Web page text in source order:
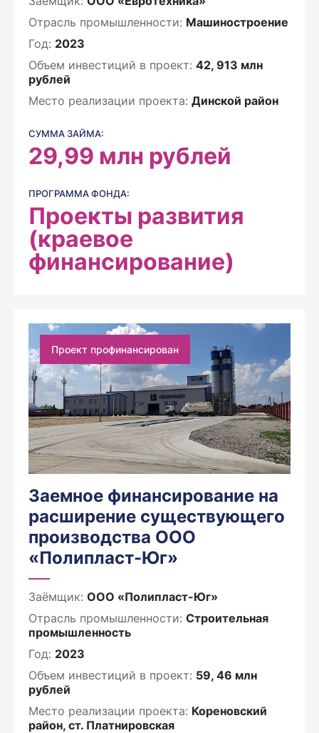
Отрасль промышленности: Машиностроение
Год: 2023
Объем инвестиций в проект: 42, 913 млн
рублей
Место реализации проекта: Динской район
СУММА ЗАЙМА:
29,99 млн рублей
ПРОГРАММА ФОНДА:
Проекты развития
(краевое
финансирование)
Проект профинансирован
Заемное финансирование на
расширение существующего
производства ООО
«Полипласт-Юг»
Заёмщик: ООО «Полипласт-Юг»
Отрасль промышленности: Строительная
промышленность
Год: 2023
Объем инвестиций в проект: 59, 46 млн
рублей
Место реализации проекта: Кореновский
район, ст. Платнировская